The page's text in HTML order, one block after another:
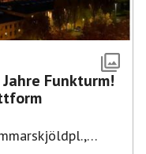
Funkturm!